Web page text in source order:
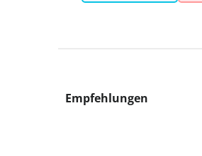
Produktgalerie überspringen
Empfehlungen